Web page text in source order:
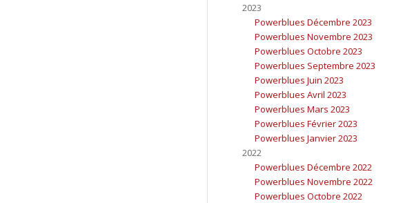
2023
Powerblues Décembre 2023
Powerblues Novembre 2023
Powerblues Octobre 2023
Powerblues Septembre 2023
Powerblues Juin 2023
Powerblues Avril 2023
Powerblues Mars 2023
Powerblues Février 2023
Powerblues Janvier 2023
2022
Powerblues Décembre 2022
Powerblues Novembre 2022
Powerblues Octobre 2022